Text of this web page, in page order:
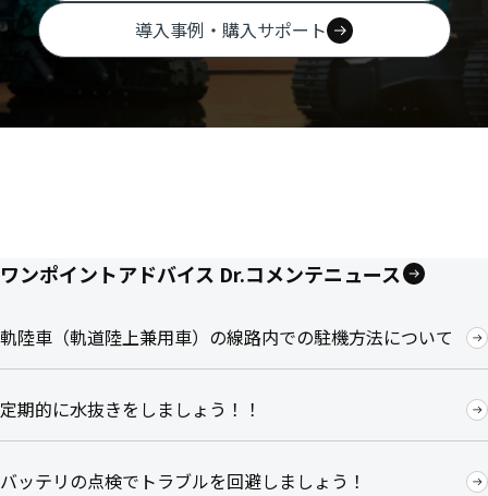
導入事例・購入サポート
ワンポイントアドバイス Dr.コメンテニュース
軌陸車（軌道陸上兼用車）の線路内での駐機方法について
定期的に水抜きをしましょう！！
バッテリの点検でトラブルを回避しましょう！